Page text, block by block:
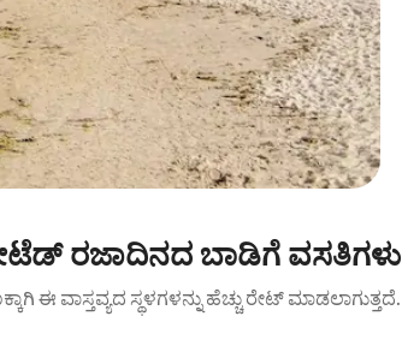
ರಜಾದಿನದ ಬಾಡಿಗೆ ವಸತಿಗಳು
ಈ ವಾಸ್ತವ್ಯದ ಸ್ಥಳಗಳನ್ನು ಹೆಚ್ಚು ರೇಟ್ ಮಾಡಲಾಗುತ್ತದೆ.